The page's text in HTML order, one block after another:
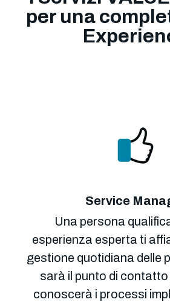
per una
Service
Una persona
esperienza esperta ti
gestione quotidiana delle
sarà il punto di contatto
conoscerà i processi